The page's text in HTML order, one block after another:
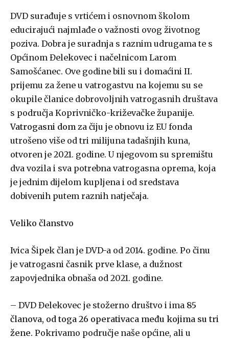
DVD surađuje s vrtićem i osnovnom školom
educirajući najmlađe o važnosti ovog životnog
poziva. Dobra je suradnja s raznim udrugama te s
Općinom Đelekovec i načelnicom Larom
Samošćanec. Ove godine bili su i domaćini II.
prijemu za žene u vatrogastvu na kojemu su se
okupile članice dobrovoljnih vatrogasnih društava
s područja Koprivničko-križevačke županije.
Vatrogasni dom za čiju je obnovu iz EU fonda
utrošeno više od tri milijuna tadašnjih kuna,
otvoren je 2021. godine. U njegovom su spremištu
dva vozila i sva potrebna vatrogasna oprema, koja
je jednim dijelom kupljena i od sredstava
dobivenih putem raznih natječaja.
Veliko članstvo
Ivica Šipek član je DVD-a od 2014. godine. Po činu
je vatrogasni časnik prve klase, a dužnost
zapovjednika obnaša od 2021. godine.
– DVD Đelekovec je stožerno društvo i ima 85
članova, od toga 26 operativaca među kojima su tri
žene. Pokrivamo područje naše općine, ali u